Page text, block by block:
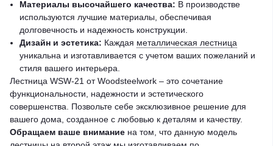
Материалы высочайшего качества: В производстве
используются лучшие материалы, обеспечивая
долговечность и надежность конструкции.
Дизайн и эстетика: Каждая металлическая лестница
уникальна и изготавливается с учетом ваших пожеланий и
стиля вашего интерьера.
Лестница WSW-21 от Woodsteelwork – это сочетание
функциональности, надежности и эстетического
совершенства. Позвольте себе эксклюзивное решение для
вашего дома, созданное с любовью к деталям и качеству.
Обращаем ваше внимание на том, что данную модель